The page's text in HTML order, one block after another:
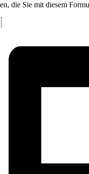
die Sie mit diesem